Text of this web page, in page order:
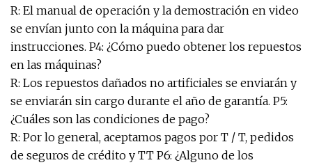
R: El manual de operación y la demostración en video
se envían junto con la máquina para dar
instrucciones. P4: ¿Cómo puedo obtener los repuestos
en las máquinas?
R: Los repuestos dañados no artificiales se enviarán y
se enviarán sin cargo durante el año de garantía. P5:
¿Cuáles son las condiciones de pago?
R: Por lo general, aceptamos pagos por T / T, pedidos
de seguros de crédito y TT P6: ¿Alguno de los